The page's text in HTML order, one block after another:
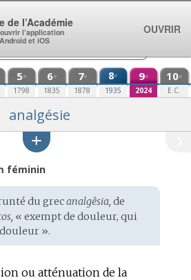
5e
1798
6e
1835
7e
1878
8e
1935
9e
2024
10e
E.C.
analgésie
féminin
du grecanalgêsia, de
« exempt de douleur, qui
».
ou atténuation de la
de l’Académie
l’application
et iOS
OUVRIR